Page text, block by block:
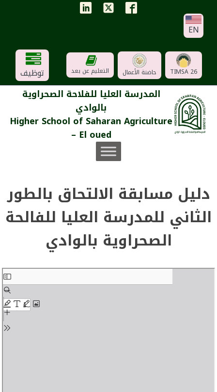
EN
TIMSA 26 حاضنة الأعمال التعليم عن بعد توظيف
المدرسة العليا للفلاحة الصحراوية
بالوادي
Higher School of Saharan Agriculture
– El oued
دليل مسابقة الالتحاق بالطور
الثاني للمدرسة العليا للفالحة
الصحراوية بالوادي
Skip
to
PDF
content